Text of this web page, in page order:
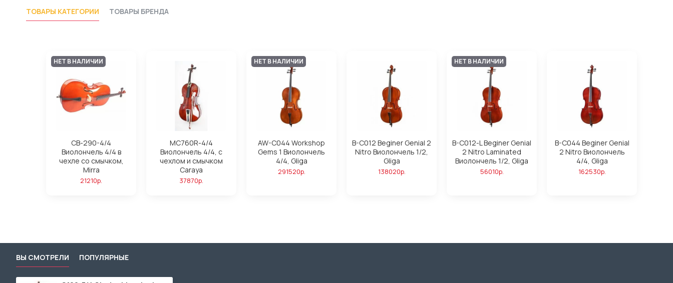
ТОВАРЫ КАТЕГОРИИ ТОВАРЫ БРЕНДА
НЕТ В НАЛИЧИИ
CB-290-4/4
Виолончель 4/4 в
чехле со смычком,
Mirra
21210р.
MC760R-4/4
Виолончель 4/4, с
чехлом и смычком
Caraya
37870р.
НЕТ В НАЛИЧИИ
AW-C044 Workshop
Gems 1 Виолончель
4/4, Gliga
291520р.
B-C012 Beginer Genial 2
Nitro Виолончель 1/2,
Gliga
138020р.
НЕТ В НАЛИЧИИ
B-C012-L Beginer Genial
2 Nitro Laminated
Виолончель 1/2, Gliga
56010р.
B-C044 Beginer Genial
2 Nitro Виолончель
4/4, Gliga
162530р.
ВЫ СМОТРЕЛИ ПОПУЛЯРНЫЕ